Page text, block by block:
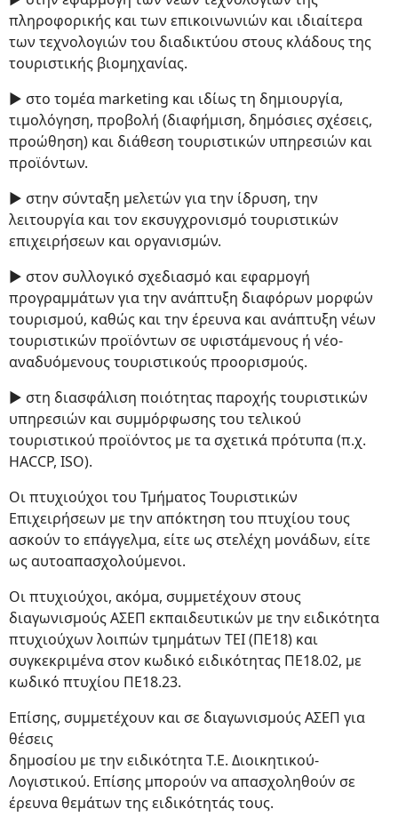
πληροφορικής και των επικοινωνιών και ιδιαίτερα
των τεχνολογιών του διαδικτύου στους κλάδους της
τουριστικής βιομηχανίας.
► στο τομέα marketing και ιδίως τη δημιουργία,
τιμολόγηση, προβολή (διαφήμιση, δημόσιες σχέσεις,
προώθηση) και διάθεση τουριστικών υπηρεσιών και
προϊόντων.
► στην σύνταξη μελετών για την ίδρυση, την
λειτουργία και τον εκσυγχρονισμό τουριστικών
επιχειρήσεων και οργανισμών.
► στον συλλογικό σχεδιασμό και εφαρμογή
προγραμμάτων για την ανάπτυξη διαφόρων μορφών
τουρισμού, καθώς και την έρευνα και ανάπτυξη νέων
τουριστικών προϊόντων σε υφιστάμενους ή νέο-
αναδυόμενους τουριστικούς προορισμούς.
► στη διασφάλιση ποιότητας παροχής τουριστικών
υπηρεσιών και συμμόρφωσης του τελικού
τουριστικού προϊόντος με τα σχετικά πρότυπα (π.χ.
HACCP, ISO).
Οι πτυχιούχοι του Τμήματος Τουριστικών
Επιχειρήσεων με την απόκτηση του πτυχίου τους
ασκούν το επάγγελμα, είτε ως στελέχη μονάδων, είτε
ως αυτοαπασχολούμενοι.
Οι πτυχιούχοι, ακόμα, συμμετέχουν στους
διαγωνισμούς ΑΣΕΠ εκπαιδευτικών με την ειδικότητα
πτυχιούχων λοιπών τμημάτων ΤΕΙ (ΠΕ18) και
συγκεκριμένα στον κωδικό ειδικότητας ΠΕ18.02, με
κωδικό πτυχίου ΠΕ18.23.
Επίσης, συμμετέχουν και σε διαγωνισμούς ΑΣΕΠ για
θέσεις
δημοσίου με την ειδικότητα Τ.Ε. Διοικητικού-
Λογιστικού. Επίσης μπορούν να απασχοληθούν σε
έρευνα θεμάτων της ειδικότητάς τους.